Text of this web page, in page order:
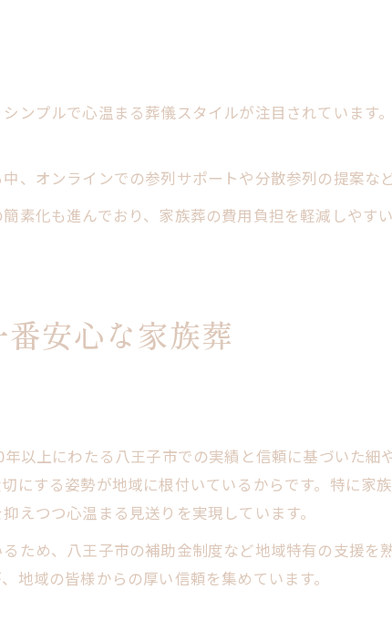
ンプルで心温まる葬儀スタイルが注目されています
、オンラインでの参列サポートや分散参列の提案な
素化も進んでおり、家族葬の費用負担を軽減しやす
安心な家族葬
以上にわたる八王子市での実績と信頼に基づいた細
にする姿勢が地域に根付いているからです。特に家
えつつ心温まる見送りを実現しています。
ため、八王子市の補助金制度など地域特有の支援を
地域の皆様からの厚い信頼を集めています。